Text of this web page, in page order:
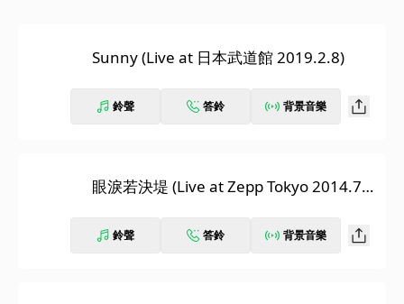
Sunny (Live at 日本武道館 2019.2.8)
鈴聲 答鈴 背景音樂
眼淚若決堤 (Live at Zepp Tokyo 2014.7.1
鈴聲 答鈴 背景音樂